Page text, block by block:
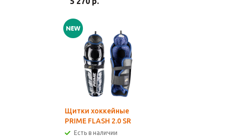
Щитки хоккейные
PRIME FLASH 2.0 SR
Есть в наличии